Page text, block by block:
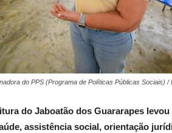
do PPS (Programa de Políticas Públicas Sociais) /
do Jaboatão dos Guararapes
assistência social, orientação